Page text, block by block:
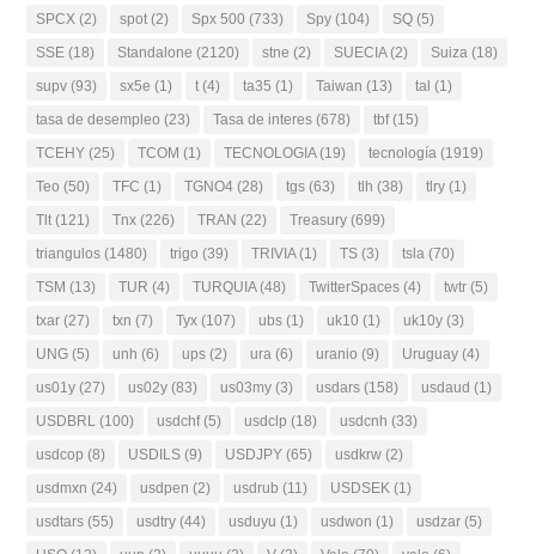
SPCX (2) spot (2) Spx 500 (733) Spy (104) SQ (5)
SSE (18) Standalone (2120) stne (2) SUECIA(2) Suiza (18)
supv (93) sx5e (1) t (4) ta35 (1) Taiwan (13) tal (1)
tasa de desempleo (23) Tasa de interes (678) tbf(15)
TCEHY (25) TCOM (1) TECNOLOGIA(19) tecnología (1919)
Teo (50) TFC (1) TGNO4 (28) tgs (63) tlh (38) tlry (1)
Tlt (121) Tnx (226) TRAN (22) Treasury (699)
triangulos (1480) trigo (39) TRIVIA(1) TS (3) tsla (70)
TSM (13) TUR (4) TURQUIA(48) TwitterSpaces (4) twtr (5)
txar (27) txn (7) Tyx (107) ubs (1) uk10 (1) uk10y (3)
UNG (5) unh (6) ups (2) ura (6) uranio (9) Uruguay (4)
us01y (27) us02y (83) us03my (3) usdars (158) usdaud (1)
USDBRL (100) usdchf(5) usdclp (18) usdcnh (33)
usdcop (8) USDILS (9) USDJPY (65) usdkrw (2)
usdmxn (24) usdpen (2) usdrub (11) USDSEK (1)
usdtars (55) usdtry (44) usduyu (1) usdwon (1) usdzar (5)